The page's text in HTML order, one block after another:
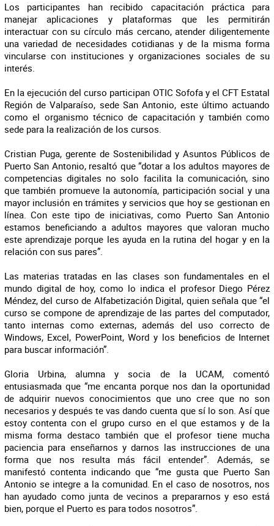
Los participantes han recibido capacitación práctica para
manejar aplicaciones y plataformas que les permitirán
interactuar con su círculo más cercano, atender diligentemente
una variedad de necesidades cotidianas y de la misma forma
vincularse con instituciones y organizaciones sociales de su
interés.
En la ejecución del curso participan OTIC Sofofa y el CFT Estatal
Región de Valparaíso, sede San Antonio, este último actuando
como el organismo técnico de capacitación y también como
sede para la realización de los cursos.
Cristian Puga, gerente de Sostenibilidad y Asuntos Públicos de
Puerto San Antonio, resaltó que “dotar a los adultos mayores de
competencias digitales no solo facilita la comunicación, sino
que también promueve la autonomía, participación social y una
mayor inclusión en trámites y servicios que hoy se gestionan en
línea. Con este tipo de iniciativas, como Puerto San Antonio
estamos beneficiando a adultos mayores que valoran mucho
este aprendizaje porque les ayuda en la rutina del hogar y en la
relación con sus pares”.
Las materias tratadas en las clases son fundamentales en el
mundo digital de hoy, como lo indica el profesor Diego Pérez
Méndez, del curso de Alfabetización Digital, quien señala que “el
curso se compone de aprendizaje de las partes del computador,
tanto internas como externas, además del uso correcto de
Windows, Excel, PowerPoint, Word y los beneficios de Internet
para buscar información”.
Gloria Urbina, alumna y socia de la UCAM, comentó
entusiasmada que “me encanta porque nos dan la oportunidad
de adquirir nuevos conocimientos que uno cree que no son
necesarios y después te vas dando cuenta que sí lo son. Así que
estoy contenta con el grupo curso en el que estamos y de la
misma forma destaco también que el profesor tiene mucha
paciencia para enseñarnos y darnos las instrucciones de una
forma que nos resulta más fácil entender”. Además, se
manifestó contenta indicando que “me gusta que Puerto San
Antonio se integre a la comunidad. En el caso de nosotros, nos
han ayudado como junta de vecinos a prepararnos y eso está
bien, porque el Puerto es para todos nosotros”.